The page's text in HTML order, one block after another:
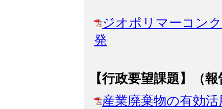
ジオポリマーコン
発
【行政要望課題】（
産業廃棄物の有効